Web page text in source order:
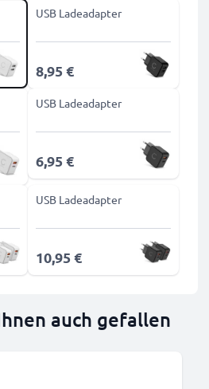
USB Ladeadapter
8,95 €
USB Ladeadapter
6,95 €
USB Ladeadapter
10,95 €
auch gefallen